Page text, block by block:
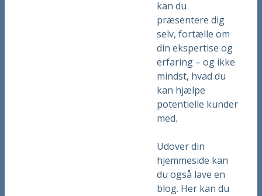
kan du
præsentere dig
selv, fortælle om
din ekspertise og
erfaring – og ikke
mindst, hvad du
kan hjælpe
potentielle kunder
med.
Udover din
hjemmeside kan
du også lave en
blog. Her kan du